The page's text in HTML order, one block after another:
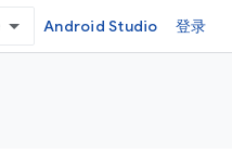
Android Studio 登录